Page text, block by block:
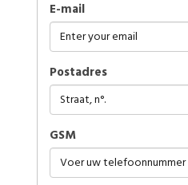
E-mail
Postadres
GSM